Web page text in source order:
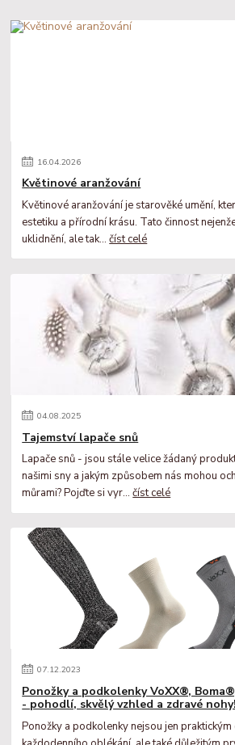
16.04.2026
Květinové aranžování
Květinové aranžování je starověké umění,
estetiku a přírodní krásu. Tato činnost
uklidnění, ale tak...číst celé
04.08.2025
Tajemství lapače snů
Lapače snů - jsou stále velice žádaný
našimi sny a jakým způsobem nás mohou
můrami? Pojďte si vyr...číst celé
07.12.2023
Ponožky a podkolenky VoXX®,
- pohodlí, skvělý vzhled a zdravé nohy!
Ponožky a podkolenky nejsou jen